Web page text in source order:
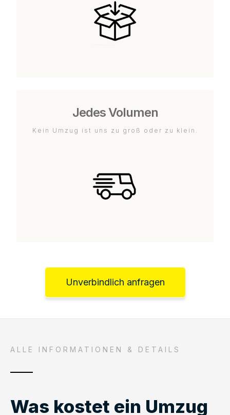
Jedes Volumen
Kein Umzug ist uns zu groß oder zu klein.
Unverbindlich anfragen
ALLE INFORMATIONEN & DETAILS
Was kostet ein Umzug